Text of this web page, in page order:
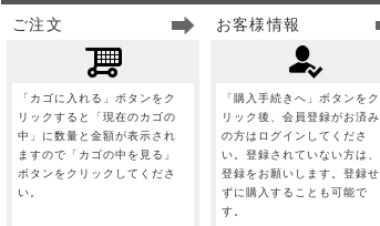
ご注文
「カゴに入れる」ボタンをク
リックすると「現在のカゴの
中」に数量と金額が表示され
ますので「カゴの中を見る」
ボタンをクリックしてくださ
い。
お客様情報
「購入手続きへ」ボタンをク
リック後、会員登録がお済み
の方はログインしてくださ
い。登録されていない方は、
登録をお願いします。登録せ
ずに購入することも可能で
す。